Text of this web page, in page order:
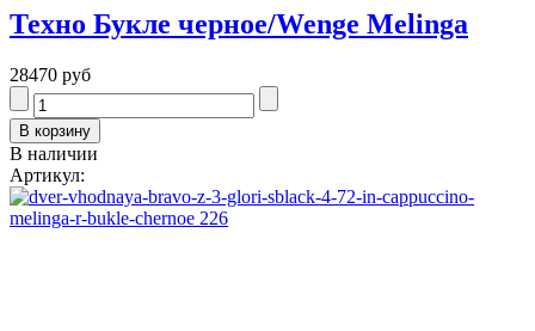
Техно Букле черное/Wenge Melinga
28470 руб
В наличии
Артикул: